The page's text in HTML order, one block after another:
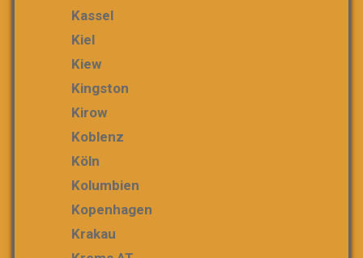
Kassel
Kiel
Kiew
Kingston
Kirow
Koblenz
Köln
Kolumbien
Kopenhagen
Krakau